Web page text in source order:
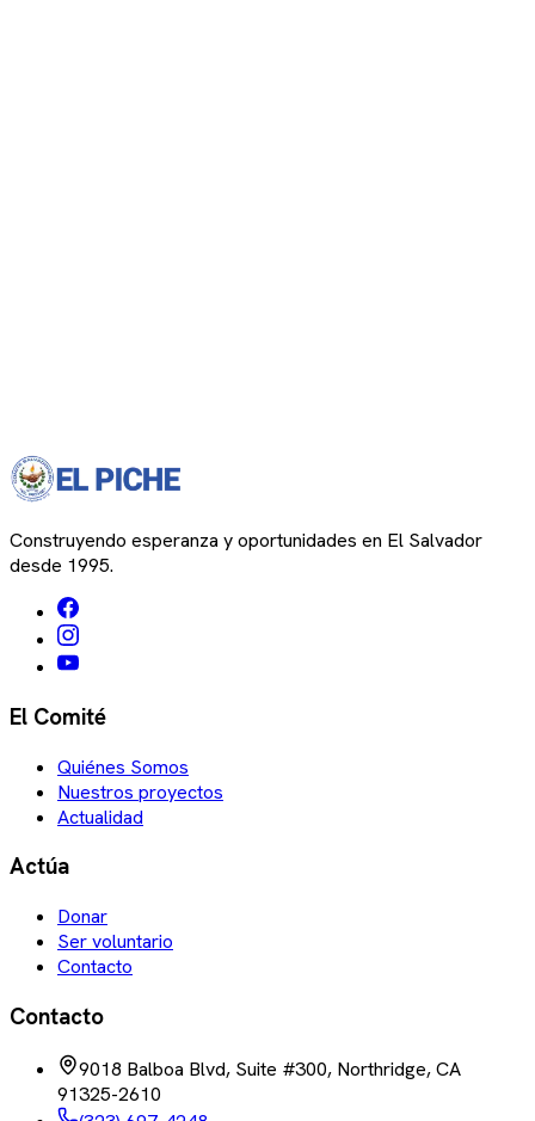
Construyendo esperanza y oportunidades en El Salvador
desde 1995.
El Comité
Quiénes Somos
Nuestros proyectos
Actualidad
Actúa
Donar
Ser voluntario
Contacto
Contacto
9018 Balboa Blvd, Suite #300, Northridge, CA
91325-2610